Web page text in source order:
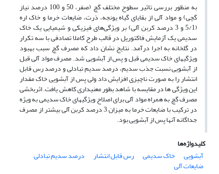
به منظور بررسی تاثیر سطوح مختلف گچ (صفر، 50 و 100 درصد نیاز
گچی) و مواد آلی از بقایای گیاه یونجه، ذرت، ضایعات خرما و خاک اره
(5/1 و 3 درصد کربن آلی) بر ویژگی‌های فیزیکی و شیمیایی یک خاک
سدیمی یک آزمایش فاکتوریل در قالب طرح کاملا تصادفی با سه تکرار
در گلخانه به اجرا درآمد. نتایج نشان داد که مصرف گچ سبب بهبود
ویژگی­های خاک سدیمی قبل و پس از آبشویی شد. مصرف مواد آلی قبل
از آبشویی نسبت جذب سدیم، درصد سدیم تبادلی و درصد رس قابل
انتشار را به صورت ناچیزی افزایش داد ولی پس از آبشویی خاک مقدار
این ویژگی ها در مقایسه با شاهد بطور معنی­داری کاهش یافت. اثربخشی
مصرف گچ به همراه مواد آلی برای اصلاح ویژگی­های خاک سدیمی به ویژه
در ترکیب با ضایعات خرما به میزان 3 درصد کربن آلی بیشتر از مصرف
جداگانه آن­ها پس از آبشویی بود.
کلیدواژه‌ها
آبشویی
خاک سدیمی رس قابل انتشار درصد سدیم تبادلی
ضایعات آلی